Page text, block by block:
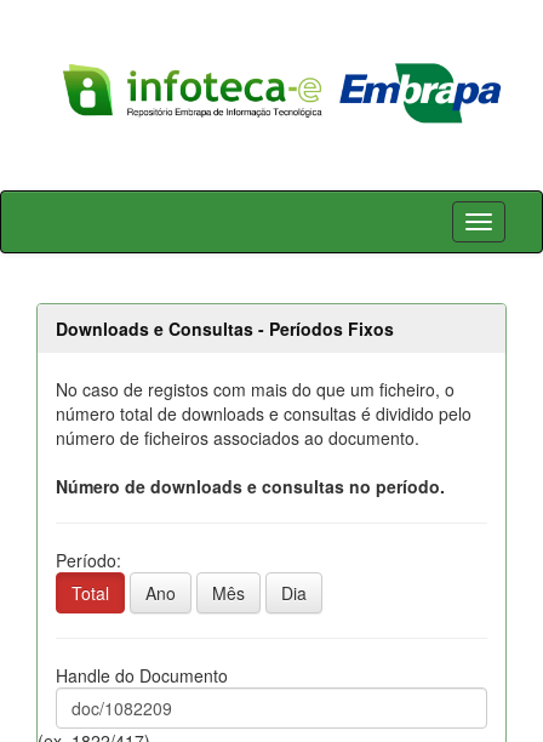
Skip
Downloads e Consultas - Períodos Fixos
No caso de registos com mais do que um ficheiro, o
número total de downloads e consultas é dividido pelo
número de ficheiros associados ao documento.
Número de downloads e consultas no período.
Período:
Total
Ano Mês Dia
Handle do Documento